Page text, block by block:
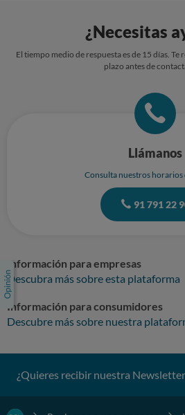
¿Necesitas
El tiempo medio de respuesta es de 15 días. Te
plazo antes de
Llámanos
Consulta nuestros horarios
91 791 22
Información para empresas
Descubra más sobre esta plataforma
Información para consumidores
Descubre más sobre nuestra
¿Quieres recibir nuestra